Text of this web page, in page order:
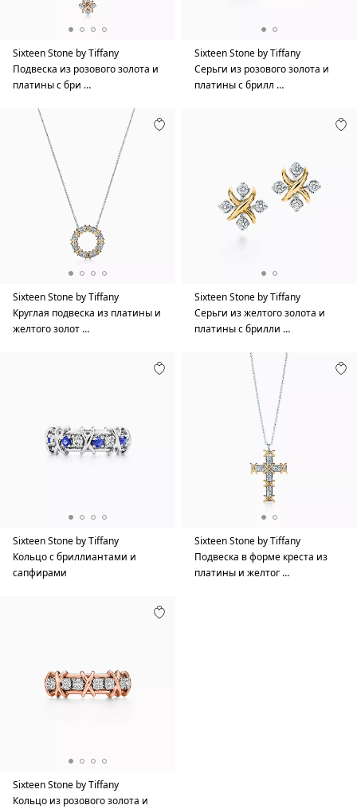
Sixteen Stone by Tiffany
Подвеска из розового золота и
платины с бри …
Sixteen Stone by Tiffany
Серьги из розового золота и
платины с брилл …
Sixteen Stone by Tiffany
Круглая подвеска из платины и
желтого золот …
Sixteen Stone by Tiffany
Серьги из желтого золота и
платины с брилли …
Sixteen Stone by Tiffany
Кольцо с бриллиантами и
сапфирами
Sixteen Stone by Tiffany
Подвеска в форме креста из
платины и желтог …
Sixteen Stone by Tiffany
Кольцо из розового золота и